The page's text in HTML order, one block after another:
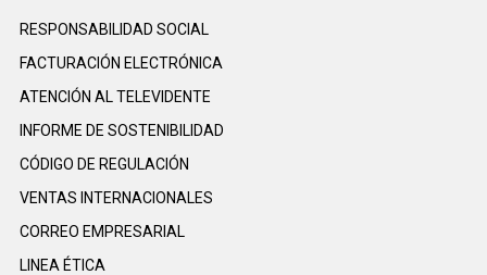
RESPONSABILIDAD SOCIAL
FACTURACIÓN ELECTRÓNICA
ATENCIÓN AL TELEVIDENTE
INFORME DE SOSTENIBILIDAD
CÓDIGO DE REGULACIÓN
VENTAS INTERNACIONALES
CORREO EMPRESARIAL
LINEA ÉTICA